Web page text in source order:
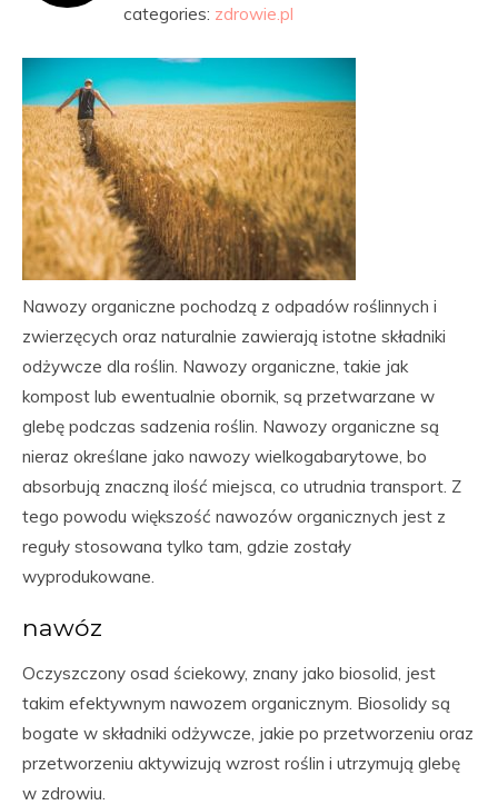
categories: zdrowie.pl
Nawozy organiczne pochodzą z odpadów roślinnych i
zwierzęcych oraz naturalnie zawierają istotne składniki
odżywcze dla roślin. Nawozy organiczne, takie jak
kompost lub ewentualnie obornik, są przetwarzane w
glebę podczas sadzenia roślin. Nawozy organiczne są
nieraz określane jako nawozy wielkogabarytowe, bo
absorbują znaczną ilość miejsca, co utrudnia transport. Z
tego powodu większość nawozów organicznych jest z
reguły stosowana tylko tam, gdzie zostały
wyprodukowane.
nawóz
Oczyszczony osad ściekowy, znany jako biosolid, jest
takim efektywnym nawozem organicznym. Biosolidy są
bogate w składniki odżywcze, jakie po przetworzeniu oraz
przetworzeniu aktywizują wzrost roślin i utrzymują glebę
w zdrowiu.